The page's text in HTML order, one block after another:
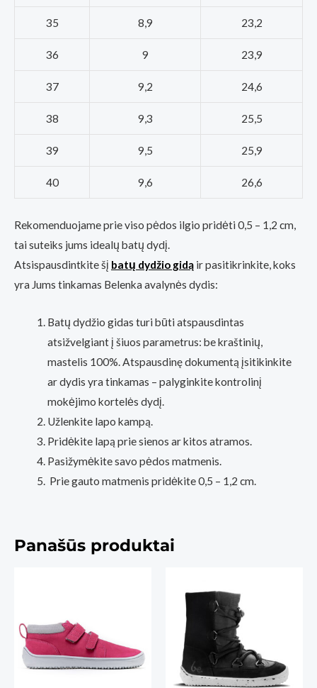
35 8,9 23,2
36 9 23,9
37 9,2 24,6
38 9,3 25,5
39 9,5 25,9
40 9,6 26,6
Rekomenduojame prie viso pėdos ilgio pridėti 0,5 – 1,2 cm,
tai suteiks jums idealų batų dydį.
Atsispausdintkite šį batų dydžio gidą ir pasitikrinkite, koks
yra Jums tinkamas Belenka avalynės dydis:
Batų dydžio gidas turi būti atspausdintas
atsižvelgiant į šiuos parametrus: be kraštinių,
mastelis 100%. Atspausdinę dokumentą įsitikinkite
ar dydis yra tinkamas – palyginkite kontrolinį
mokėjimo kortelės dydį.
Užlenkite lapo kampą.
Pridėkite lapą prie sienos ar kitos atramos.
Pasižymėkite savo pėdos matmenis.
Prie gauto matmenis pridėkite 0,5 – 1,2 cm.
Panašūs produktai